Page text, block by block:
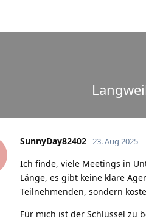
SunnyDay82402 23. Aug 2025
Ich finde, viele Meetings in
Länge, es gibt keine klare
Teilnehmenden, sondern
Für mich ist der Schlüssel zu